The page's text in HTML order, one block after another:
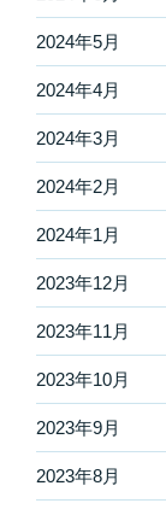
2024年5月
2024年4月
2024年3月
2024年2月
2024年1月
2023年12月
2023年11月
2023年10月
2023年9月
2023年8月